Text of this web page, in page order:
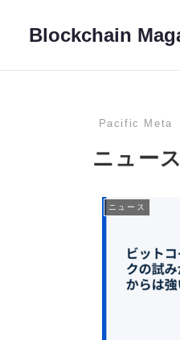
Blockchain
Pacific Meta
ニュース
ニュース